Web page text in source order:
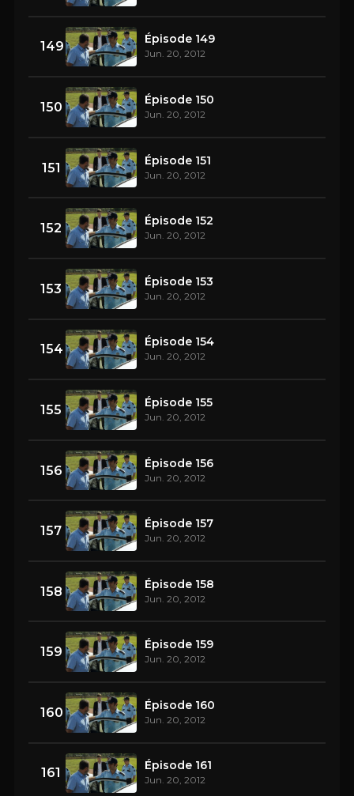
149 Épisode 149
Jun. 20, 2012
150 Épisode 150
Jun. 20, 2012
151 Épisode 151
Jun. 20, 2012
152 Épisode 152
Jun. 20, 2012
153 Épisode 153
Jun. 20, 2012
154 Épisode 154
Jun. 20, 2012
155 Épisode 155
Jun. 20, 2012
156 Épisode 156
Jun. 20, 2012
157 Épisode 157
Jun. 20, 2012
158 Épisode 158
Jun. 20, 2012
159 Épisode 159
Jun. 20, 2012
160 Épisode 160
Jun. 20, 2012
161 Épisode 161
Jun. 20, 2012